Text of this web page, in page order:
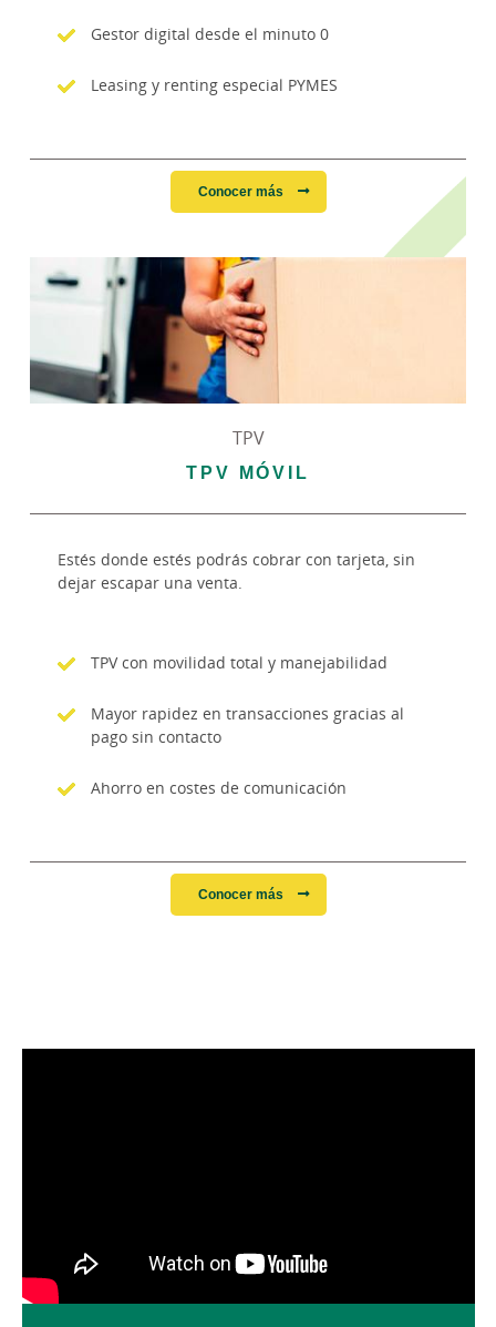
Gestor digital desde el minuto 0
Leasing y renting especial PYMES
Conocer más
TPV
TPV MÓVIL
Estés donde estés podrás cobrar con tarjeta, sin
dejar escapar una venta.
TPV con movilidad total y manejabilidad
Mayor rapidez en transacciones gracias al
pago sin contacto
Ahorro en costes de comunicación
Conocer más